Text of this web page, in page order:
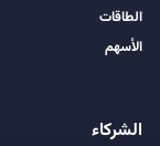
الطاقات
الأسهم
الشركاء